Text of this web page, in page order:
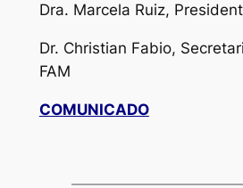
Dra. Marcela Ruiz,
Dr. Christian Fabio,
FAM
COMUNICADO